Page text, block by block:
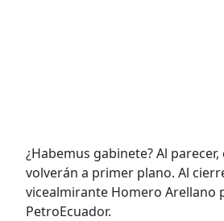
¿Habemus gabinete? Al
volverán a primer plano. Al
vicealmirante Homero Arellano
PetroEcuador.